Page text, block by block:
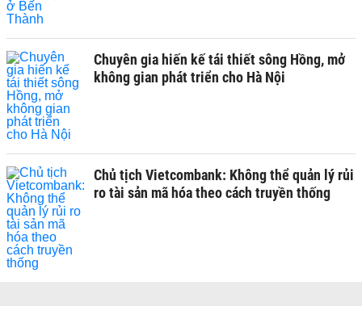
Chuyên gia hiến kế tái thiết sông Hồng, mở
không gian phát triển cho Hà Nội
Chủ tịch Vietcombank: Không thể quản lý rủi
ro tài sản mã hóa theo cách truyền thống